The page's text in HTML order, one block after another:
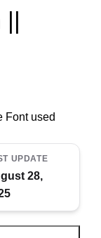
||
Font used
UPDATE
28,